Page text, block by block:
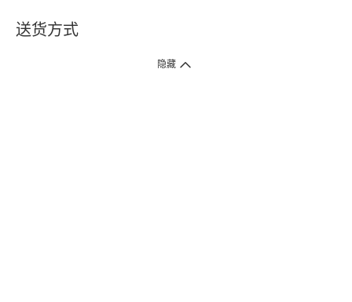
送货方式
1. 送货到府（受卫生署条例规管产品除外 ）
隐藏